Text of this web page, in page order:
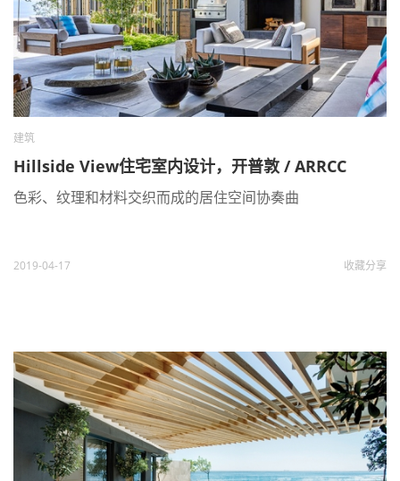
建筑
Hillside View住宅室内设计，开普敦 / ARRCC
色彩、纹理和材料交织而成的居住空间协奏曲
2019-04-17 收藏分享